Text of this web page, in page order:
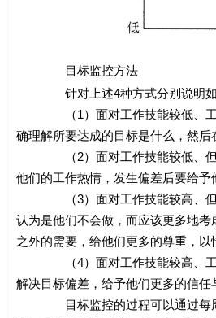
目标监控方法
针对上述4种方式分别说明如
（1）面对工作技能较低、工作
确理解所要达成的目标是什么，然
（2）面对工作技能较低、但工
他们的工作热情，发生偏差后要给
（3）面对工作技能较高、但工
认为是他们不会做，而应该更多地
之外的需要，给他们更多的尊重，
（4）面对工作技能较高、工作
解决目标偏差，给予他们更多的信
目标监控的过程可以通过每周或